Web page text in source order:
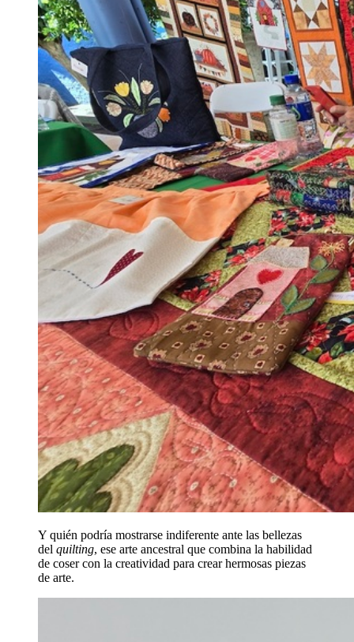
Y quién podría mostrarse indiferente ante las bellezas
del quilting, ese arte ancestral que combina la habilidad
de coser con la creatividad para crear hermosas piezas
de arte.